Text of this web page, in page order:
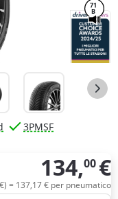
71
B
3PMSF
134,00 €
€) = 137,17€ per pneumatico